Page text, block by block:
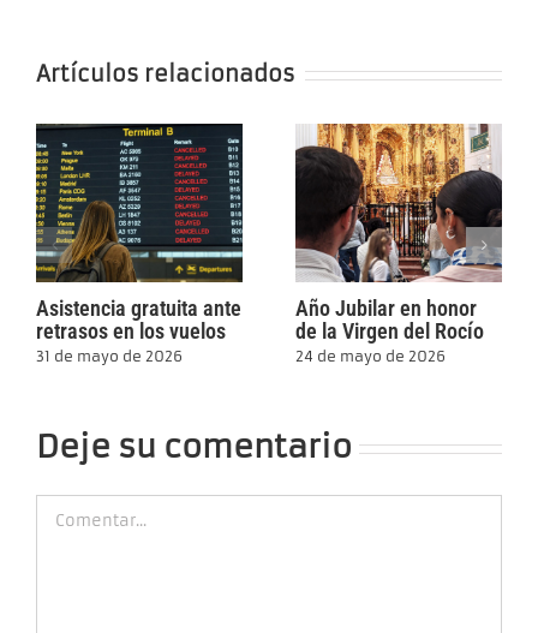
Artículos relacionados
Asistencia gratuita ante
retrasos en los vuelos
31 de mayo de 2026
Año Jubilar en honor
de la Virgen del Rocío
24 de mayo de 2026
Deje su comentario